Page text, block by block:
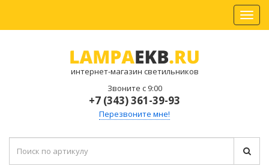
интернет-магазин светильников
Звоните с 9:00
+7 (343) 361-39-93
Перезвоните мне!